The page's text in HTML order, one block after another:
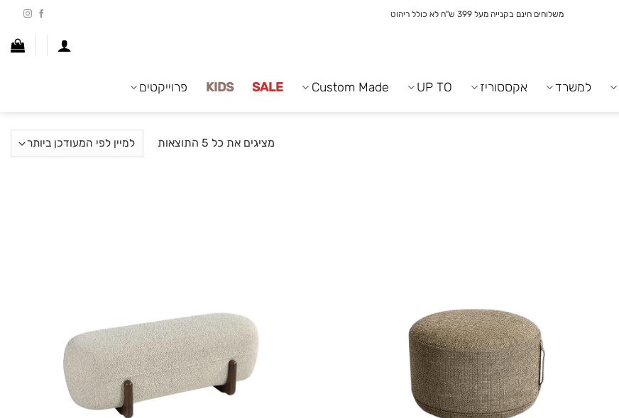
משלוחים חינם בקנייה מעל 399 ש"ח לא כולל ריהוט
למשרד אקססוריז UP TO
Custom Made
SALE
KIDS פרוייקטים
מציגים את כל ⁦5⁩ התוצאות
ממוין